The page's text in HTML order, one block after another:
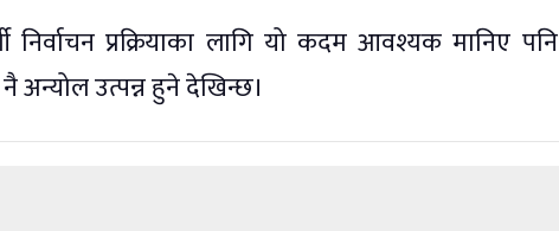
निर्वाचन प्रक्रियाका लागि यो कदम आवश्यक मानिए पनि
अन्योल उत्पन्न हुने देखिन्छ।